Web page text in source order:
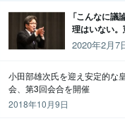
「こんなに
理はいない
格がどこにあ
で引きずり下
2020年2月7
小田部雄次氏を迎え安定的な
会、第3回会合を開催
2018年10月9日